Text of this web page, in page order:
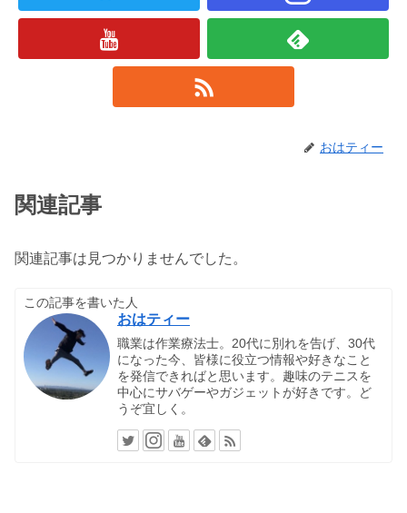
おはティー
関連記事
関連記事は見つかりませんでした。
この記事を書いた人
おはティー
職業は作業療法士。20代に別れを告げ、30代
になった今、皆様に役立つ情報や好きなこと
を発信できればと思います。趣味のテニスを
中心にサバゲーやガジェットが好きです。ど
うぞ宜しく。